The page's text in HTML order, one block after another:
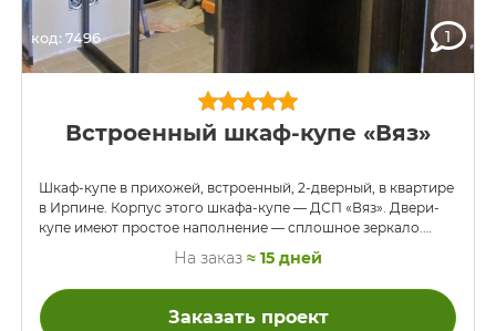
код: 7496 1
Встроенный шкаф-купе «Вяз»
Шкаф-купе в прихожей, встроенный, 2-дверный, в квартире
в Ирпине. Корпус этого шкафа-купе — ДСП «Вяз». Двери-
купе имеют простое наполнение — сплошное зеркало.
На заказ ≈ 15 дней
Заказать проект